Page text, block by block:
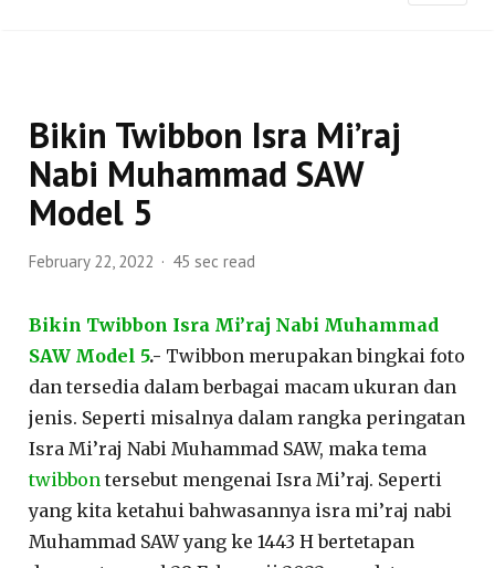
Bikin Twibbon Isra Mi’raj
Nabi Muhammad SAW
Model 5
February 22, 2022 45 sec read
Bikin Twibbon Isra Mi’raj Nabi Muhammad
SAW Model 5.- Twibbon merupakan bingkai foto
dan tersedia dalam berbagai macam ukuran dan
jenis. Seperti misalnya dalam rangka peringatan
Isra Mi’raj Nabi Muhammad SAW, maka tema
twibbon tersebut mengenai Isra Mi’raj. Seperti
yang kita ketahui bahwasannya isra mi’raj nabi
Muhammad SAW yang ke 1443 H bertetapan